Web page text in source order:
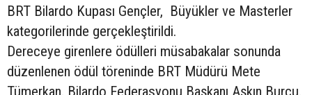
BRT Bilardo Kupası Gençler, Büyükler ve Masterler
kategorilerinde gerçekleştirildi.
Dereceye girenlere ödülleri müsabakalar sonunda
düzenlenen ödül töreninde BRT Müdürü Mete
Tümerkan, Bilardo Federasyonu Başkanı Aşkın Burcu,